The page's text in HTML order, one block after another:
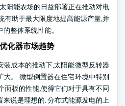
阳能农场的日益部署正在推动对电
有助于最大限度地提高能源产量,并
整体系统性能。
化器市场趋势
装成本的推动下,太阳能微型反转器
大。 微型倒置器在住宅环境中特别
面板的性能,使得它们对于具有不同
来说是理想的. 分布式能源发电的上